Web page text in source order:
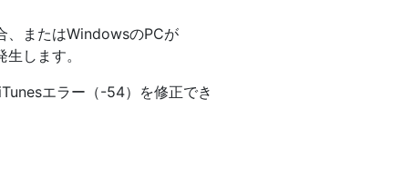
、またはWindowsのPCが
します。
エラー（-54）を修正でき